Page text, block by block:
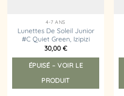
4-7 ANS
Lunettes De Soleil Junior
#C Quiet Green, Izipizi
30,00 €
ÉPUISÉ – VOIR LE
PRODUIT